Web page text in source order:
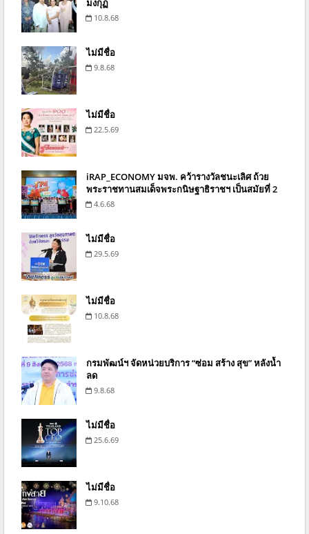
มงกุฏ
10.8.68
ไม่มีชื่อ
9.8.68
ไม่มีชื่อ
22.5.69
iRAP_ECONOMY มจพ. คว้ารางวัลชนะเลิศ ถ้วย
พระราชทานสมเด็จพระกนิษฐาธิราชฯ เป็นสมัยที่ 2
4.6.68
ไม่มีชื่อ
29.5.69
ไม่มีชื่อ
10.8.68
กรมพัฒน์ฯ จัดหน่วยบริการ “ซ่อม สร้าง สุข” หลังน้ำ
ลด
9.8.68
ไม่มีชื่อ
25.6.69
ไม่มีชื่อ
9.10.68